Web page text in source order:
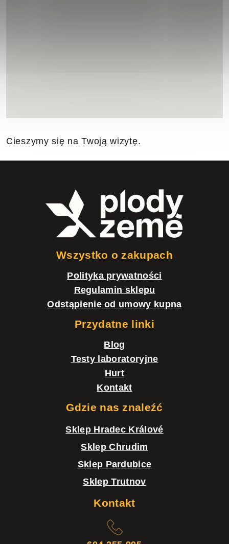
Cieszymy się na Twoją wizytę.
Wszystko o zakupach
Polityka prywatności
Regulamin sklepu
Odstąpienie od umowy kupna
Przydatne linki
Blog
Testy laboratoryjne
Hurt
Kontakt
Gdzie nas znaleźć
Sklep Hradec Králové
Sklep Chrudim
Sklep Pardubice
Sklep Trutnov
Kontakt